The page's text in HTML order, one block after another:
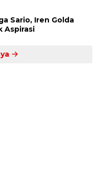
Sario, Iren Golda
Aspirasi